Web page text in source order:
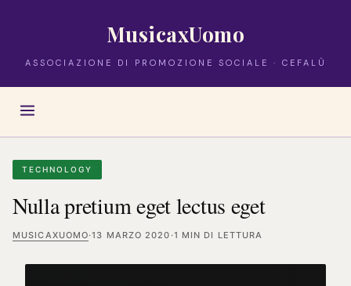
MusicaxUomo
ASSOCIAZIONE DI PROMOZIONE SOCIALE · CEFALÙ
TECHNOLOGY
Nulla pretium eget lectus eget
MUSICAXUOMO·13 MARZO 2020 ·1 MIN DI LETTURA